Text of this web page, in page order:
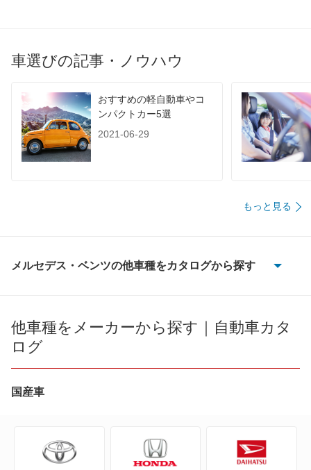
車選びの記事・ノウハウ
おすすめの軽自動車やコ
ンパクトカー5選
2021-06-29
もっと見る
メルセデス・ベンツの他車種をカタログから探す
190クラス
Aクラス
Bクラス
CLAシューティングブレーク
他車種をメーカーから探す｜自動車カタ
ログ
国産車